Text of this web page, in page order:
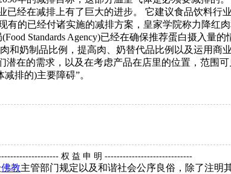
经在减排上有了巨大的进步。 它建议食品饮料行
的已经付诸实施的减排方案，皇家学院称力降红
Standards Agency)已经在确保推荐蛋白摄入量
和奶制品比例，提高肉、奶替代品比例以及运用商
潜在的需求，以及在考虑产品在店里的位置，范围
排的)主要障碍”。
权 益 申 明 -----------------------------
佛教主管部门规定以及和谐社会公序良俗，除了注明